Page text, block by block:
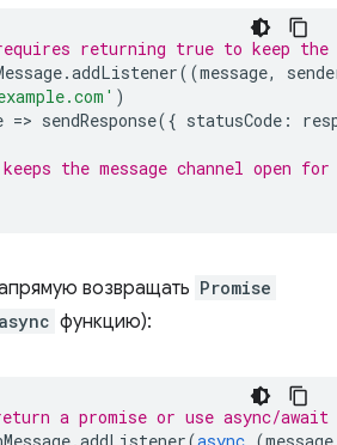
returning true to keep the
.addListener((message,
)
=> sendResponse({ statusCode :
the message channel open for
возвращать Promise
async функцию):
a promise or use async/await